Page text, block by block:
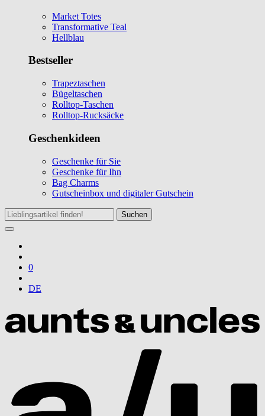
Market Totes
Transformative Teal
Hellblau
Bestseller
Trapeztaschen
Bügeltaschen
Rolltop-Taschen
Rolltop-Rucksäcke
Geschenkideen
Geschenke für Sie
Geschenke für Ihn
Bag Charms
Gutscheinbox und digitaler Gutschein
Suchen
0
DE